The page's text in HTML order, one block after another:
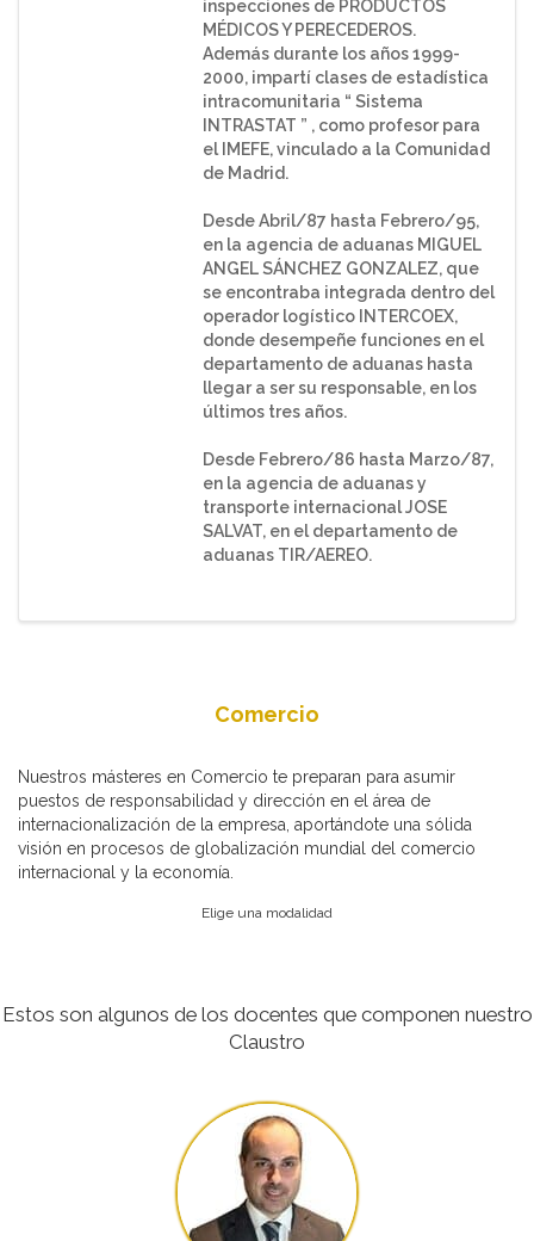
inspecciones de PRODUCTOS
MÉDICOS Y PERECEDEROS.
Además durante los años 1999-
2000, impartí clases de estadística
intracomunitaria “ Sistema
INTRASTAT ” , como profesor para
el IMEFE, vinculado a la Comunidad
de Madrid.
Desde Abril/87 hasta Febrero/95,
en la agencia de aduanas MIGUEL
ANGEL SÁNCHEZ GONZALEZ, que
se encontraba integrada dentro del
operador logístico INTERCOEX,
donde desempeñe funciones en el
departamento de aduanas hasta
llegar a ser su responsable, en los
últimos tres años.
Desde Febrero/86 hasta Marzo/87,
en la agencia de aduanas y
transporte internacional JOSE
SALVAT, en el departamento de
aduanas TIR/AEREO.
Comercio
Nuestros másteres en Comercio te preparan para asumir
puestos de responsabilidad y dirección en el área de
internacionalización de la empresa, aportándote una sólida
visión en procesos de globalización mundial del comercio
internacional y la economía.
Elige una modalidad
Estos son algunos de los docentes que componen nuestro
Claustro